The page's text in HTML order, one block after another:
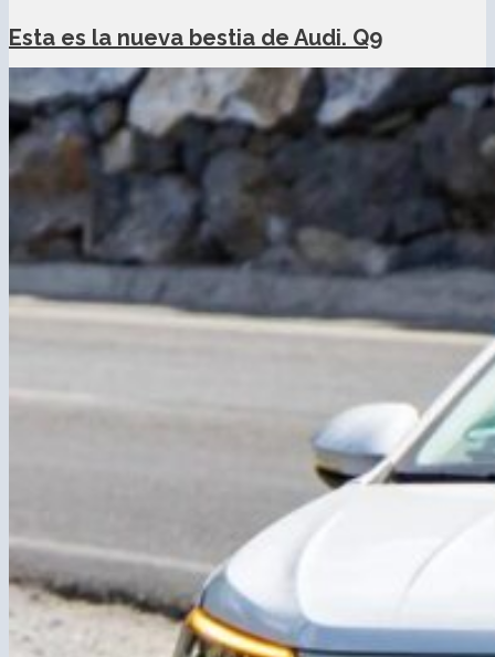
Esta es la nueva bestia de Audi. Q9